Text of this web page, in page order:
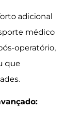
adicional
médico
operatório,
que